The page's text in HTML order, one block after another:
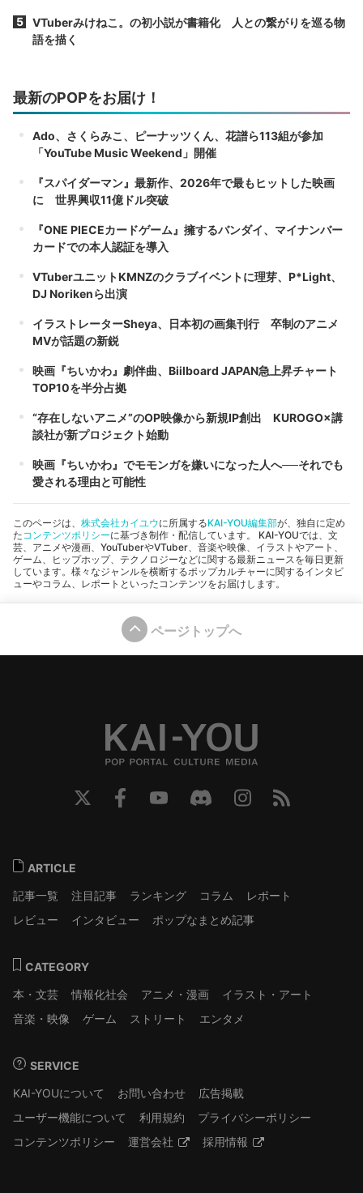
VTuberみけねこ。の初小説が書籍化 人との繋がりを巡る物
語を描く
最新のPOPをお届け！
Ado、さくらみこ、ピーナッツくん、花譜ら113組が参加
「YouTube Music Weekend」開催
『スパイダーマン』最新作、2026年で最もヒットした映画
に 世界興収11億ドル突破
『ONE PIECEカードゲーム』擁するバンダイ、マイナンバー
カードでの本人認証を導入
VTuberユニットKMNZのクラブイベントに理芽、P*Light、
DJ Norikenら出演
イラストレーターSheya、日本初の画集刊行 卒制のアニメ
MVが話題の新鋭
映画『ちいかわ』劇伴曲、Biilboard JAPAN急上昇チャート
TOP10を半分占拠
“存在しないアニメ”のOP映像から新規IP創出 KUROGO×講
談社が新プロジェクト始動
映画『ちいかわ』でモモンガを嫌いになった人へ──それでも
愛される理由と可能性
このページは、 株式会社カイユウに所属するKAI-YOU編集部が、独自に定め
た コンテンツポリシーに基づき制作・配信しています。 KAI-YOUでは、文
芸、アニメや漫画、YouTuberやVTuber、音楽や映像、イラストやアート、
ゲーム、ヒップホップ、テクノロジーなどに関する最新ニュースを毎日更新
しています。様々なジャンルを横断するポップカルチャーに関するインタビ
ューやコラム、レポートといったコンテンツをお届けします。
ページトップへ
ARTICLE
記事一覧
注目記事 ランキング コラム
レポート
レビュー
インタビュー ポップなまとめ記事
CATEGORY
本・文芸
情報化社会 アニメ・漫画
イラスト・アート
音楽・映像
ゲーム ストリート エンタメ
SERVICE
KAI-YOUについて
お問い合わせ
広告掲載
ユーザー機能について
利用規約
プライバシーポリシー
コンテンツポリシー
運営会社 採用情報